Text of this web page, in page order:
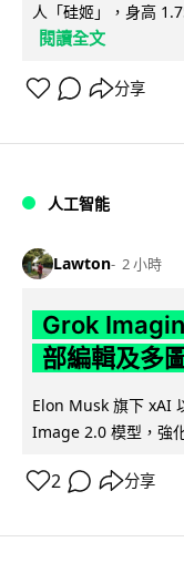
人「硅姬」，身高
閱讀全文
分享
人工智能
Lawton 2 小時
Grok
部編輯及多
Elon Musk 旗下 xAI
Image 2.0 模型，強
2 分享